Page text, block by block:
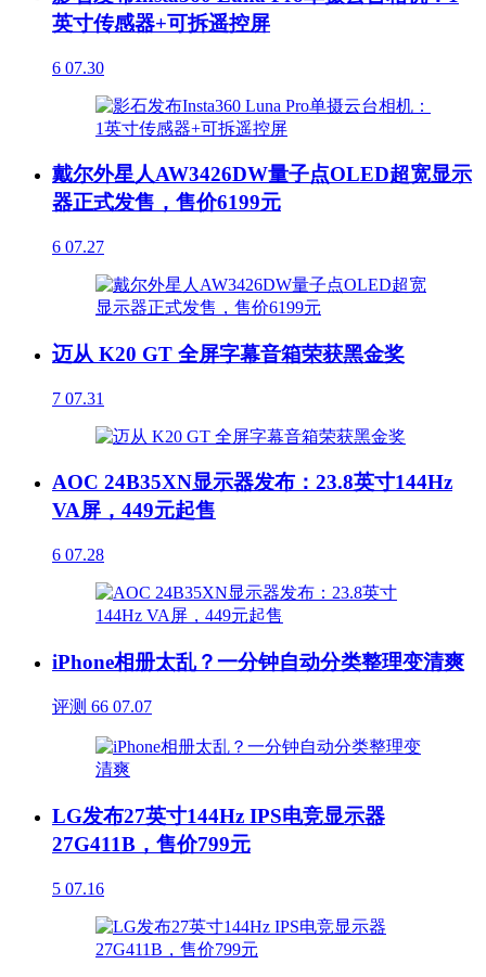
英寸传感器+可拆遥控屏
6 07.30
戴尔外星人AW3426DW量子点OLED超宽显示
器正式发售，售价6199元
6 07.27
迈从 K20 GT 全屏字幕音箱荣获黑金奖
7 07.31
AOC 24B35XN显示器发布：23.8英寸144Hz
VA屏，449元起售
6 07.28
iPhone相册太乱？一分钟自动分类整理变清爽
评测 66 07.07
LG发布27英寸144Hz IPS电竞显示器
27G411B，售价799元
5 07.16